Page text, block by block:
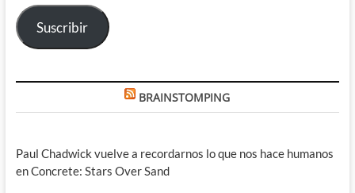
electrónico
Suscribir
BRAINSTOMPING
Paul Chadwick vuelve a recordarnos lo que nos hace humanos
en Concrete: Stars Over Sand